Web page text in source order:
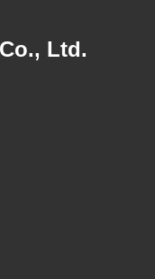
Ltd.